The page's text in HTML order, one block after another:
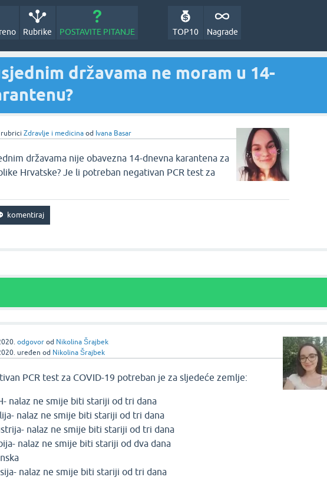
Rubrike POSTAVITE PITANJE Nagrade
TOP10
državama ne moram u 14-
rubrici Zdravlje i medicina od Ivana Basar
državama nije obavezna 14-dnevna karantena za
Hrvatske? Je li potreban negativan PCR test za
odgovor od Nikolina Šrajbek
uređen od Nikolina Šrajbek
PCR test za COVID-19 potreban je za sljedeće zemlje:
nalaz ne smije biti stariji od tri dana
nalaz ne smije biti stariji od tri dana
nalaz ne smije biti stariji od tri dana
nalaz ne smije biti stariji od dva dana
nalaz ne smije biti stariji od tri dana